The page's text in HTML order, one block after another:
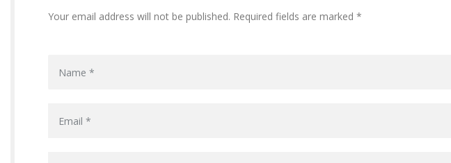
Your email address will not be published. Required fields are marked *